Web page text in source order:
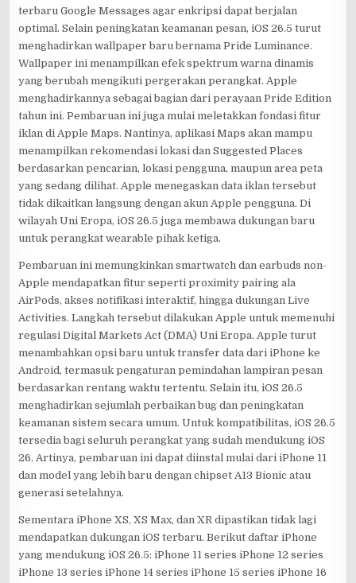
terbaru Google Messages agar enkripsi dapat berjalan
optimal. Selain peningkatan keamanan pesan, iOS 26.5 turut
menghadirkan wallpaper baru bernama Pride Luminance.
Wallpaper ini menampilkan efek spektrum warna dinamis
yang berubah mengikuti pergerakan perangkat. Apple
menghadirkannya sebagai bagian dari perayaan Pride Edition
tahun ini. Pembaruan ini juga mulai meletakkan fondasi fitur
iklan di Apple Maps. Nantinya, aplikasi Maps akan mampu
menampilkan rekomendasi lokasi dan Suggested Places
berdasarkan pencarian, lokasi pengguna, maupun area peta
yang sedang dilihat. Apple menegaskan data iklan tersebut
tidak dikaitkan langsung dengan akun Apple pengguna. Di
wilayah Uni Eropa, iOS 26.5 juga membawa dukungan baru
untuk perangkat wearable pihak ketiga.
Pembaruan ini memungkinkan smartwatch dan earbuds non-
Apple mendapatkan fitur seperti proximity pairing ala
AirPods, akses notifikasi interaktif, hingga dukungan Live
Activities. Langkah tersebut dilakukan Apple untuk memenuhi
regulasi Digital Markets Act (DMA) Uni Eropa. Apple turut
menambahkan opsi baru untuk transfer data dari iPhone ke
Android, termasuk pengaturan pemindahan lampiran pesan
berdasarkan rentang waktu tertentu. Selain itu, iOS 26.5
menghadirkan sejumlah perbaikan bug dan peningkatan
keamanan sistem secara umum. Untuk kompatibilitas, iOS 26.5
tersedia bagi seluruh perangkat yang sudah mendukung iOS
26. Artinya, pembaruan ini dapat diinstal mulai dari iPhone 11
dan model yang lebih baru dengan chipset A13 Bionic atau
generasi setelahnya.
Sementara iPhone XS, XS Max, dan XR dipastikan tidak lagi
mendapatkan dukungan iOS terbaru. Berikut daftar iPhone
yang mendukung iOS 26.5: iPhone 11 series iPhone 12 series
iPhone 13 series iPhone 14 series iPhone 15 series iPhone 16